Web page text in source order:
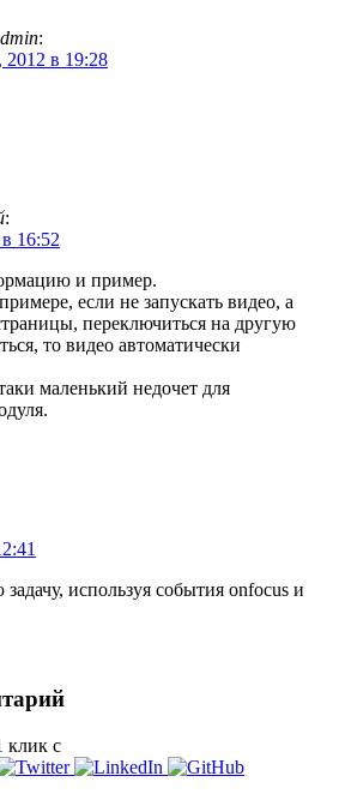
:
2012 в 19:28
:
16:52
и пример.
если не запускать видео, а
переключиться на другую
то видео автоматически
маленький недочет для
используя события onfocus и
клик с